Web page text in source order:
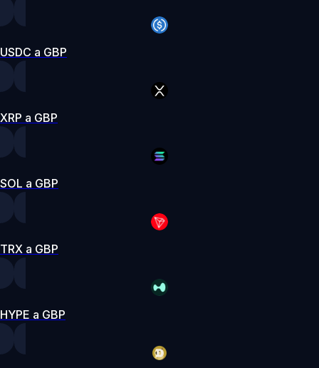
USDC a GBP
XRP a GBP
SOL a GBP
TRX a GBP
HYPE a GBP